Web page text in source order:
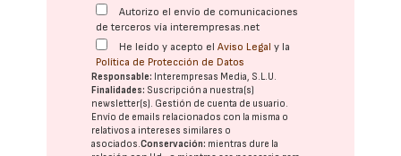
Autorizo el envío de comunicaciones
de terceros vía interempresas.net
He leído y acepto elAviso Legal y la
Política de Protección de Datos
Responsable: Interempresas Media, S.L.U.
Finalidades: Suscripción a nuestra(s)
newsletter(s). Gestión de cuenta de usuario.
Envío de emails relacionados con la misma o
relativos a intereses similares o
asociados.Conservación: mientras dure la